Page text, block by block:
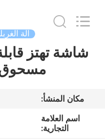
مسكن
عرض
آلة
شاشة تهتز
مسحوق
مكان المنشأ:
اسم العلامة
التجارية: